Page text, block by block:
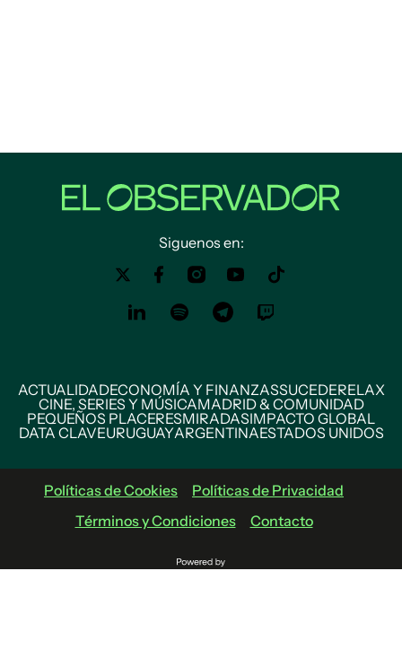
Siguenos en:
ACTUALIDADECONOMÍA Y FINANZASSUCEDERELAX
CINE, SERIES Y MÚSICAMADRID & COMUNIDAD
PEQUEÑOS PLACERESMIRADASIMPACTO GLOBAL
DATA CLAVEURUGUAYARGENTINAESTADOS UNIDOS
Políticas de Cookies
Políticas de Privacidad
Términos y Condiciones
Contacto